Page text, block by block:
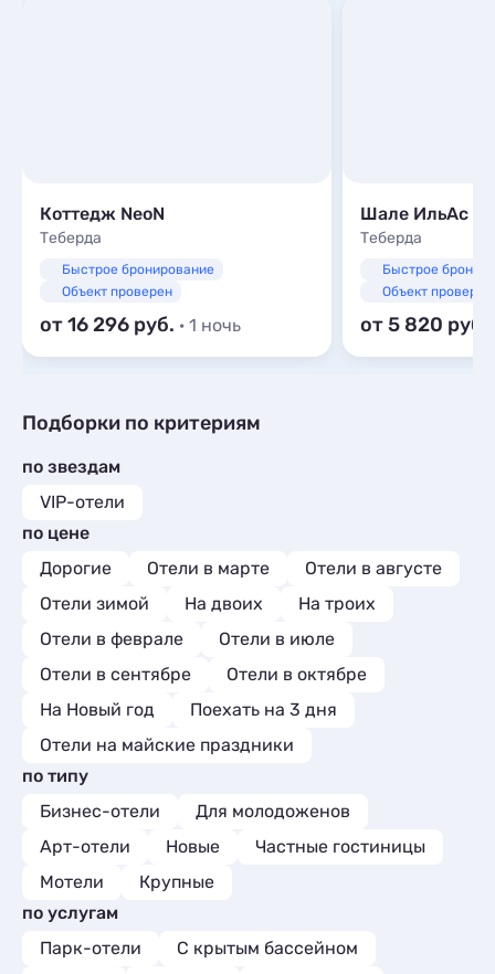
Коттедж NeoN
Теберда
Быстрое бронирование
Объект проверен
от 16 296 · 1 ночь
Шале ИльАс
Теберда
Быстрое
Объект проверен
от 5 820
Подборки по критериям
по звездам
VIP-отели
по цене
Дорогие
Отели в марте
Отели в августе
Отели зимой
На двоих
На троих
Отели в феврале
Отели в июле
Отели в сентябре
Отели в октябре
На Новый год
Поехать на 3 дня
Отели на майские праздники
по типу
Бизнес-отели
Для молодоженов
Арт-отели
Новые
Частные гостиницы
Мотели
Крупные
по услугам
Парк-отели
С крытым бассейном